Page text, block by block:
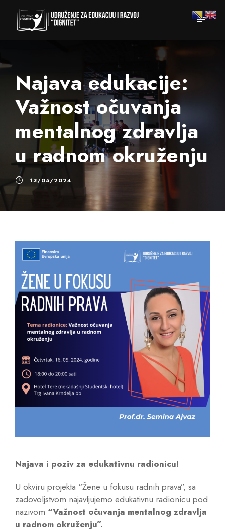
Najava edukacije:
Važnost očuvanja
mentalnog zdravlja
u radnom okruženju
13/05/2024
Najava i poziv za edukativnu radionicu!
U okviru projekta “Žene u fokusu radnih prava”, sa
zadovoljstvom najavljujemo edukativnu radionicu pod
nazivom “Važnost očuvanja mentalnog zdravlja
u radnom okruženju”.